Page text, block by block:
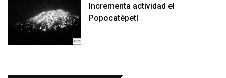
Incrementa actividad el
Popocatépetl